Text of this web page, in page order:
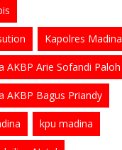
Kapolres Madina
AKBP Arie Sofandi Paloh
AKBP Bagus Priandy
kpu madina